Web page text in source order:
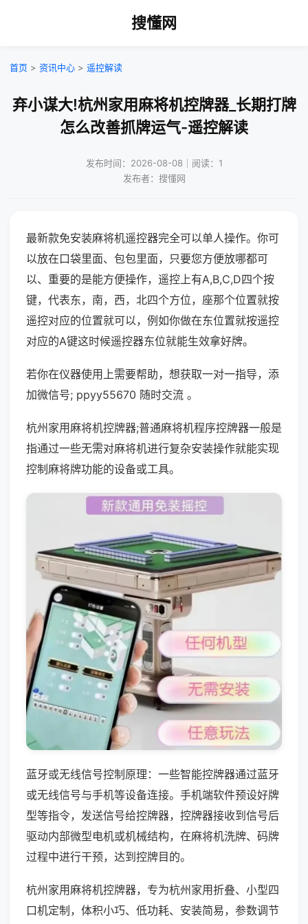
搜懂网
首页 > 资讯中心 > 遥控解读
弃小谋大!杭州家用麻将机控牌器_长期打牌
怎么改善抓牌运气-遥控解读
发布时间：2026-08-08｜阅读：1
发布者：搜懂网
最新款免安装麻将机遥控器完全可以单人操作。你可
以放在口袋里面、包包里面，只要您方便放哪都可
以、重要的是能方便操作，遥控上有A,B,C,D四个按
键，代表东，南，西，北四个方位，座那个位置就按
遥控对应的位置就可以，例如你做在东位置就按遥控
对应的A键这时候遥控器东位就能生效拿好牌。
若你在仪器使用上需要帮助，想获取一对一指导，添
加微信号; ppyy55670 随时交流 。
杭州家用麻将机控牌器;普通麻将机程序控牌器一般是
指通过一些无需对麻将机进行复杂安装操作就能实现
控制麻将牌功能的设备或工具。
蓝牙或无线信号控制原理：一些智能控牌器通过蓝牙
或无线信号与手机等设备连接。手机端软件预设好牌
型等指令，发送信号给控牌器，控牌器接收到信号后
驱动内部微型电机或机械结构，在麻将机洗牌、码牌
过程中进行干预，达到控牌目的。
杭州家用麻将机控牌器，专为杭州家用折叠、小型四
口机定制，体积小巧、低功耗、安装简易，参数调节